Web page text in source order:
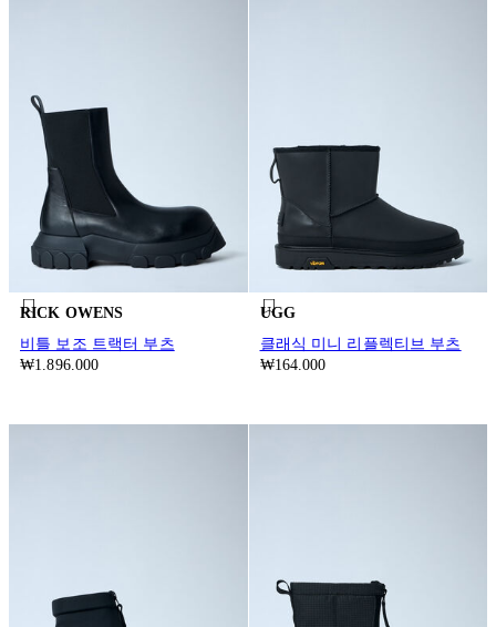
RICK OWENS
비틀 보조 트랙터 부츠
₩1.896.000
UGG
클래식 미니 리플렉티브 부츠
₩164.000